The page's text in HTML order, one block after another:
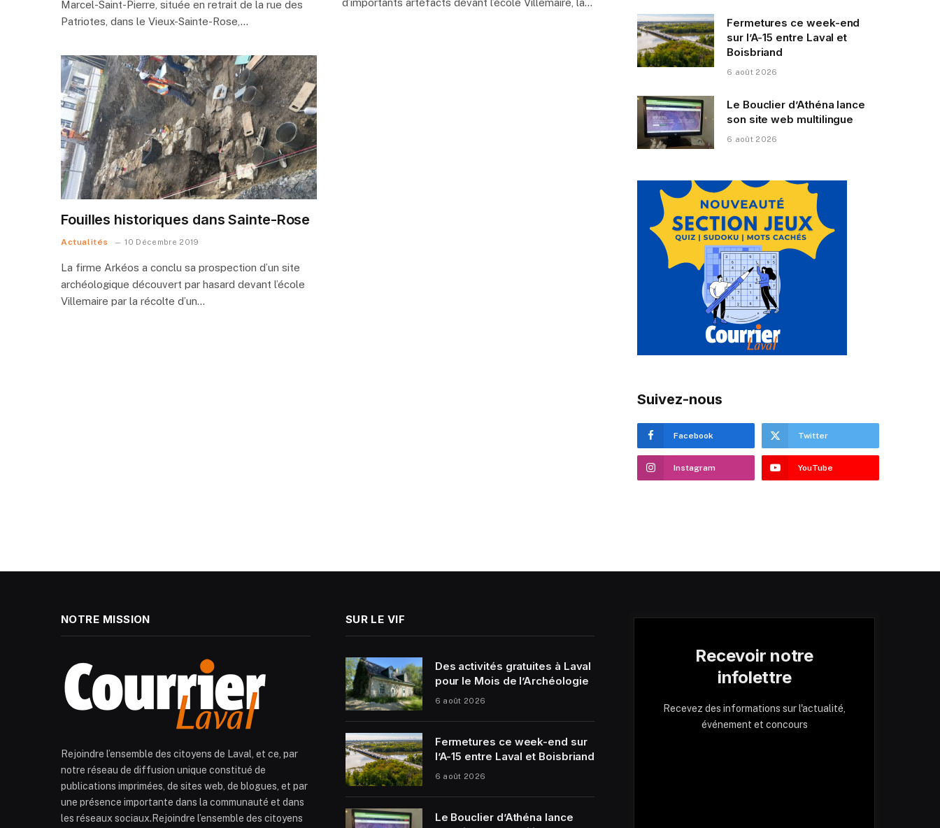
Marcel-Saint-Pierre, située en retrait de la rue des
Patriotes, dans le Vieux-Sainte-Rose,…
Fouilles historiques dans Sainte-Rose
Actualités 10 Décembre 2019
La firme Arkéos a conclu sa prospection d’un site
archéologique découvert par hasard devant l’école
Villemaire par la récolte d’un…
Fermetures ce week-end
sur l’A-15 entre Laval et
Boisbriand
6 août 2026
Le Bouclier d’Athéna lance
son site web multilingue
6 août 2026
Suivez-nous
Facebook Twitter
Instagram YouTube
NOTRE MISSION
Rejoindre l’ensemble des citoyens de Laval, et ce, par
notre réseau de diffusion unique constitué de
publications imprimées, de sites web, de blogues, et par
une présence importante dans la communauté et dans
les réseaux sociaux.Rejoindre l’ensemble des citoyens
SUR LE VIF
Des activités gratuites à Laval
pour le Mois de l’Archéologie
6 août 2026
Fermetures ce week-end sur
l’A-15 entre Laval et Boisbriand
6 août 2026
Le Bouclier d’Athéna lance
Recevoir notre
infolettre
Recevez des informations sur l'actualité,
événement et concours